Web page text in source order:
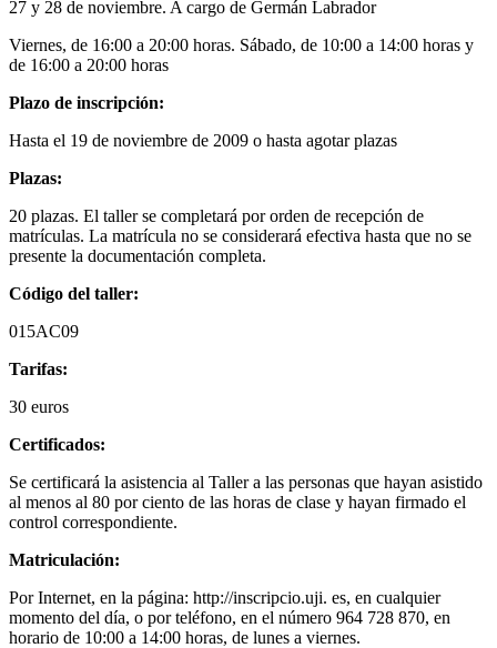
27 y 28 de noviembre. A cargo de Germán Labrador
Viernes, de 16:00 a 20:00 horas. Sábado, de 10:00 a 14:00 horas y
de 16:00 a 20:00 horas
Plazo de inscripción:
Hasta el 19 de noviembre de 2009 o hasta agotar plazas
Plazas:
20 plazas. El taller se completará por orden de recepción de
matrículas. La matrícula no se considerará efectiva hasta que no se
presente la documentación completa.
Código del taller:
015AC09
Tarifas:
30 euros
Certificados:
Se certificará la asistencia al Taller a las personas que hayan asistido
al menos al 80 por ciento de las horas de clase y hayan firmado el
control correspondiente.
Matriculación:
Por Internet, en la página: http://inscripcio.uji. es, en cualquier
momento del día, o por teléfono, en el número 964 728 870, en
horario de 10:00 a 14:00 horas, de lunes a viernes.